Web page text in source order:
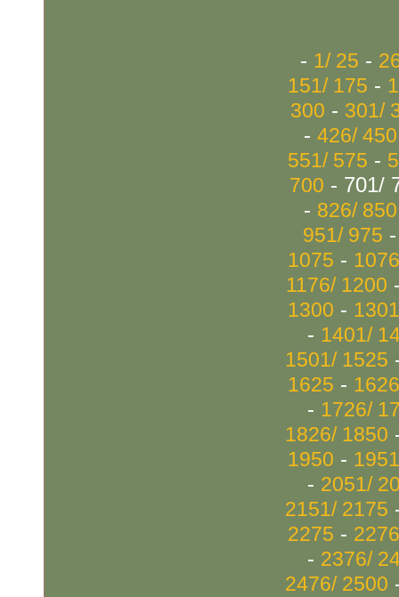
- 1/ 25 -
151/ 175 -
300 - 301/
- 426/ 450
551/ 575 -
700 - 701/
- 826/ 850
951/ 975
1075 -
1176/ 1200
1300 -
- 1401/
1501/ 1525
1625 -
- 1726/
1826/ 1850
1950 -
- 2051/
2151/ 2175
2275 -
- 2376/
2476/ 2500